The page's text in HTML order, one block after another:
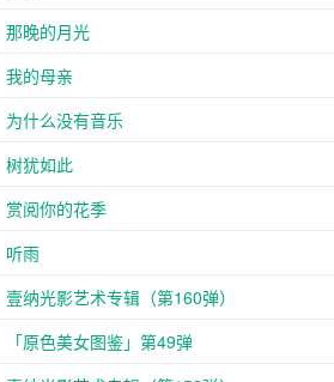
那晚的月光
我的母亲
为什么没有音乐
树犹如此
赏阅你的花季
听雨
壹纳光影艺术专辑（第160弹）
「原色美女图鉴」第49弹